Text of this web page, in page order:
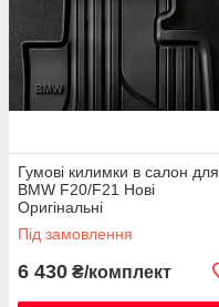
Гумові килимки в салон для
BMW F20/F21 Нові
Оригінальні
Під замовлення
6 430 ₴/комплект